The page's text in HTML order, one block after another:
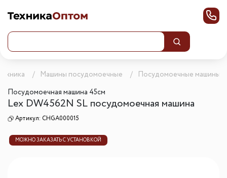
Машины посудомоечные
Посудомоечные машины
Посудомоечная машина 45см
Lex DW4562N SL посудомоечная машина
Артикул: CHGA000015
МОЖНО ЗАКАЗАТЬ С УСТАНОВКОЙ